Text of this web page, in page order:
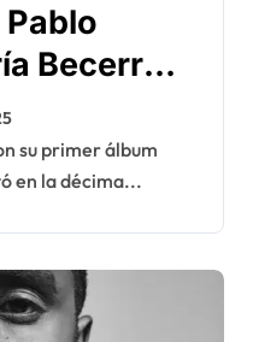
Becerra
a
en la décima...